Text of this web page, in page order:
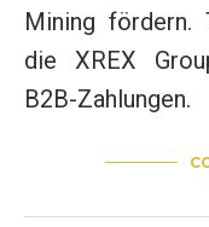
Mining fördern.
die XREX
B2B-Zahlungen.